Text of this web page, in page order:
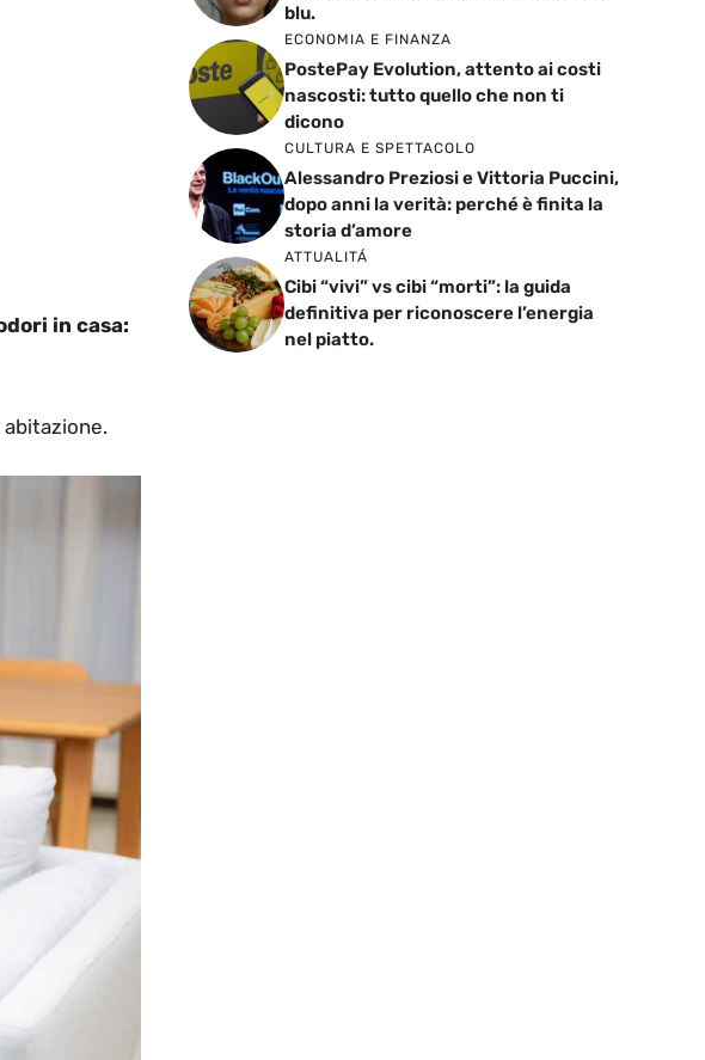
in casa:
blu.
ECONOMIA E FINANZA
PostePay Evolution, attento ai costi
nascosti: tutto quello che non ti
dicono
CULTURA E SPETTACOLO
Alessandro Preziosi e Vittoria Puccini,
dopo anni la verità: perché è finita la
storia d’amore
ATTUALITÁ
Cibi “vivi” vs cibi “morti”: la guida
definitiva per riconoscere l’energia
nel piatto.